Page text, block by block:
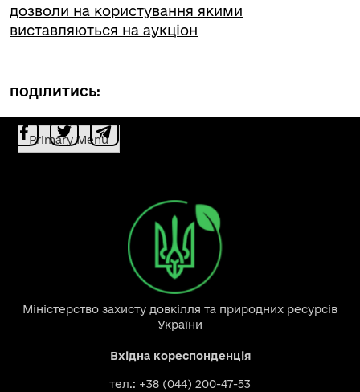
дозволи на користування якими
виставляються на аукціон
ПОДІЛИТИСЬ:
Primary Menu
Міністерство захисту довкілля та природних ресурсів
України
Вхідна кореспонденція
тел.: +38 (044) 200-47-53